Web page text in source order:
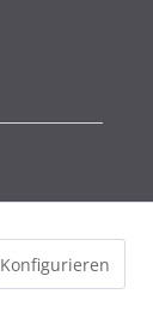
Konfigurieren